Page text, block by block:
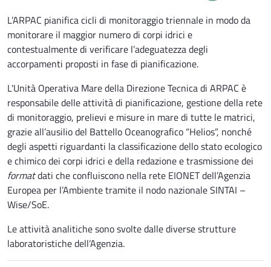
L’ARPAC pianifica cicli di monitoraggio triennale in modo da
monitorare il maggior numero di corpi idrici e
contestualmente di verificare l’adeguatezza degli
accorpamenti proposti in fase di pianificazione.
L'Unità Operativa Mare della Direzione Tecnica di ARPAC è
responsabile delle attività di pianificazione, gestione della rete
di monitoraggio, prelievi e misure in mare di tutte le matrici,
grazie all’ausilio del Battello Oceanografico “Helios”, nonché
degli aspetti riguardanti la classificazione dello stato ecologico
e chimico dei corpi idrici e della redazione e trasmissione dei
formatdati che confluiscono nella rete EIONET dell’Agenzia
Europea per l’Ambiente tramite il nodo nazionale SINTAI –
Wise/SoE.
Le attività analitiche sono svolte dalle diverse strutture
laboratoristiche dell’Agenzia.